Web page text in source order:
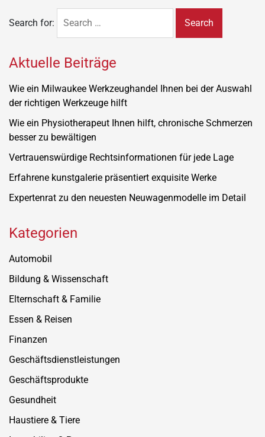
Search for:
Aktuelle Beiträge
Wie ein Milwaukee Werkzeughandel Ihnen bei der Auswahl
der richtigen Werkzeuge hilft
Wie ein Physiotherapeut Ihnen hilft, chronische Schmerzen
besser zu bewältigen
Vertrauenswürdige Rechtsinformationen für jede Lage
Erfahrene kunstgalerie präsentiert exquisite Werke
Expertenrat zu den neuesten Neuwagenmodelle im Detail
Kategorien
Automobil
Bildung & Wissenschaft
Elternschaft & Familie
Essen & Reisen
Finanzen
Geschäftsdienstleistungen
Geschäftsprodukte
Gesundheit
Haustiere & Tiere